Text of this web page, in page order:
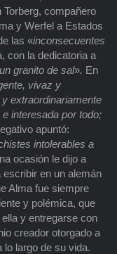
compañero
y Werfel a Estados
las «inconsecuentes
con la dedicatoria a
granito de sal». En
vivaz y
extraordinariamente
interesada por todo;
apuntó:
intolerables a
ocasión le dijo a
en un alemán
Alma fue siempre
y polémica, que
y entregarse con
creador otorgado a
largo de su vida.